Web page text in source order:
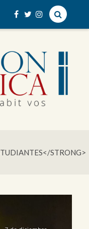
STRONG>